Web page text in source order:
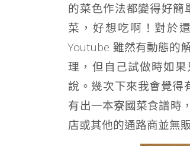
的菜色作法都變得好
菜，好想吃啊！對於
Youtube 雖然有動態的
理，但自己試做時如
說。幾次下來我會覺得
有出一本寮國菜食譜時
店或其他的通路商並無